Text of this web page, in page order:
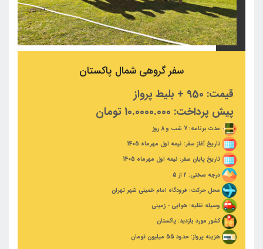
سفر گروهی شمال پاکستان
قیمت: 950 + بلیط پرواز
پیش پرداخت: 10.0000.000 تومان
مدت برنامه: 7 شب و 8 روز
تاریخ آغاز سفر: نیمه اول مهرماه 1405
تاریخ پایان سفر: نیمه اول مهرماه 1405
درجه سختی: 2 از 5
محل حرکت: فرودگاه امام خمینی شهر تهران
وسیله نقلیه: هوایی - زمینی
کشور مورد بازدید: پاکستان
هزینه پرواز: حدود 55 میلیون تومان